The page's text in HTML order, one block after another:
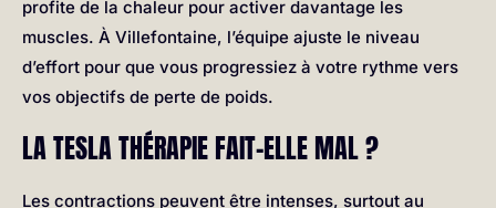
profite de la chaleur pour activer davantage les
muscles. À Villefontaine, l’équipe ajuste le niveau
d’effort pour que vous progressiez à votre rythme vers
vos objectifs de perte de poids.
LA TESLA THÉRAPIE FAIT-ELLE MAL ?
Les contractions peuvent être intenses, surtout au